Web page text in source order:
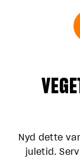
Nyd dette
juletid.